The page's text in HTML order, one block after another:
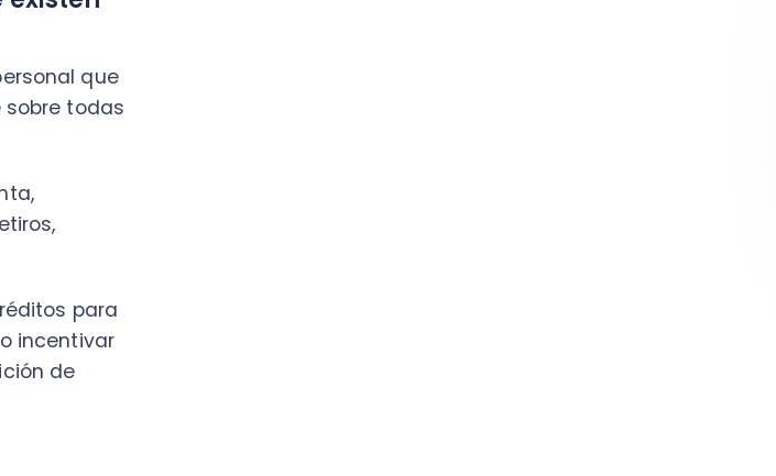
las
un